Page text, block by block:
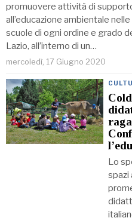
promuovere attività di
all’educazione ambientale nelle
scuole di ogni ordine e grado
Lazio, all’interno di un…
mercoledì, 17 Giugno 2020
Lo
spazi